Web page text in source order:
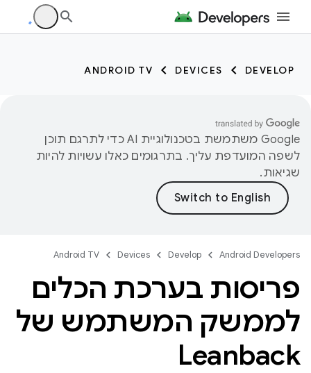
DEVELOP
DEVICES
ANDROID TV
‫Google משתמשת בטכנולוגיית AI כדי לתרגם תוכן
לשפה המועדפת עליך. בתרגומים כאלו עשויות להיות
שגיאות.
Android Developers
Develop
Devices
Android TV
פריסות בערכת הכלים
לממשק המשתמש של
Leanback